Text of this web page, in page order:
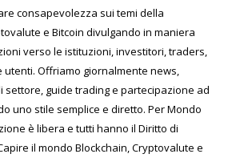
consapevolezza sui temi della
e Bitcoin divulgando in maniera
verso le istituzioni, investitori, traders,
utenti. Offriamo giornalmente news,
settore, guide trading e partecipazione ad
uno stile semplice e diretto. Per Mondo
è libera e tutti hanno il Diritto di
il mondo Blockchain, Cryptovalute e